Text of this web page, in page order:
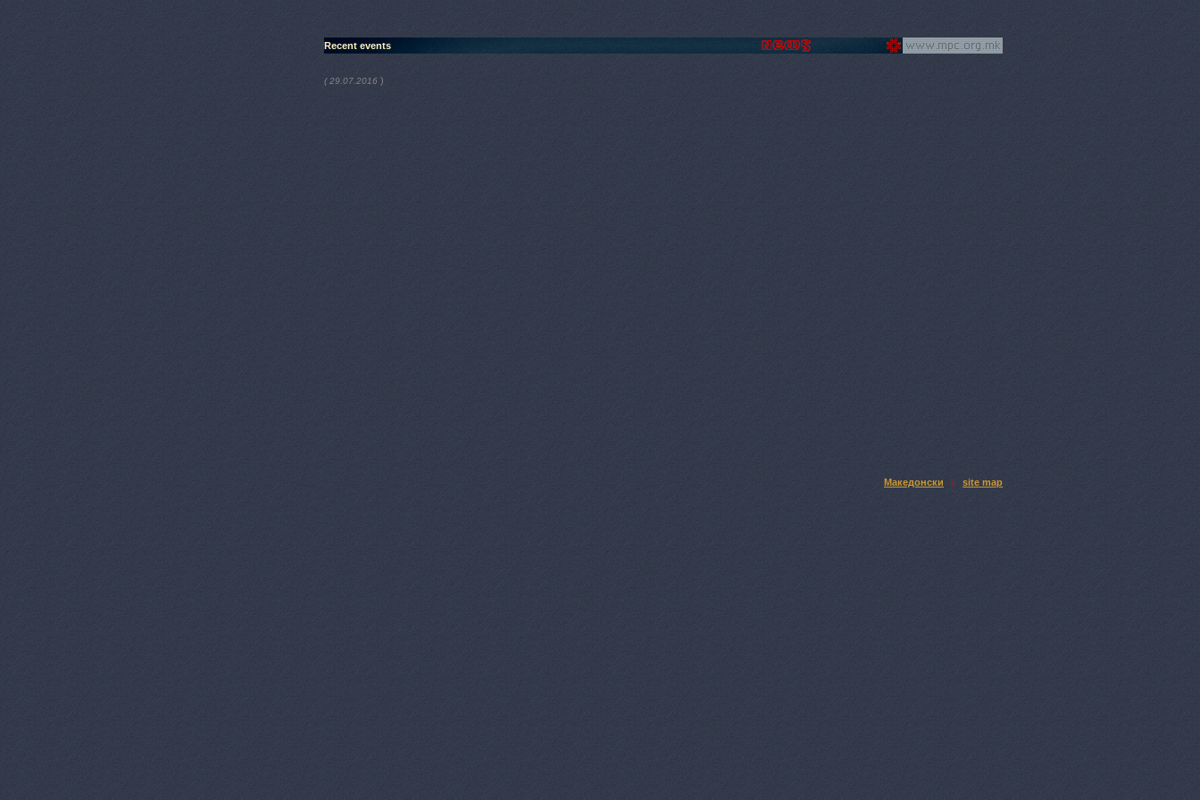
Recent events
( 29.07.2016 )
Македонски site map